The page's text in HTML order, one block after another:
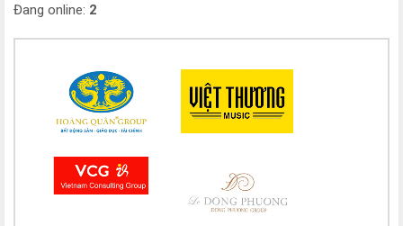
Chúc mừng bổn mạng Chị Maria Nguyễn Thị Mỹ Dung 15/08
Chúc mừng bổn mạng Chị Maria Nguyễn Thị Thanh Châu 15/08
Chúc mừng bổn mạng Chị Maria Lê Thị Kim Hồng 15/08
Chúc mừng bổn mạng Chị Maria Đỗ Thị Nguyệt (Khao) 15/08
Chúc mừng bổn mạng Chị Maria Trương Nguyễn Song Vân 15/08
Chúc mừng bổn mạng Maria Trương Thị Thanh Xuân 15/08
Đang online: 2